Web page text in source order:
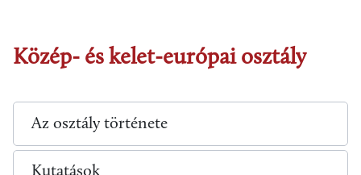
Közép- és kelet-európai osztály
Az osztály története